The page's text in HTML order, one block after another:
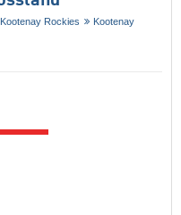
Kootenay Rockies
Kootenay